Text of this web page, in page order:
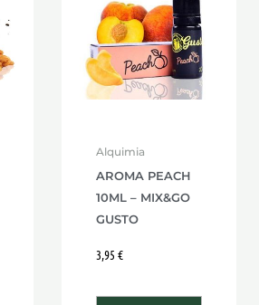
Alquimia
AROMA PEACH
10ML – MIX&GO
GUSTO
3,95 €